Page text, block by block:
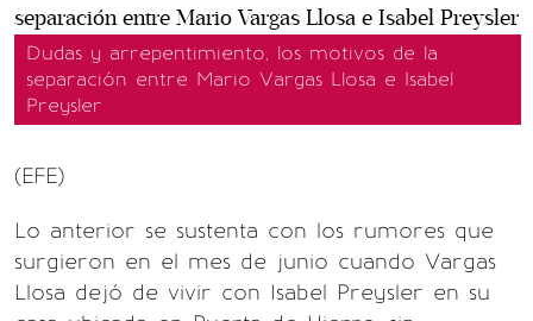
Dudas y arrepentimiento, los motivos de la
separación entre Mario Vargas Llosa e Isabel
Preysler
(EFE)
Lo anterior se sustenta con los rumores que
surgieron en el mes de junio cuando Vargas
Llosa dejó de vivir con Isabel Preysler en su